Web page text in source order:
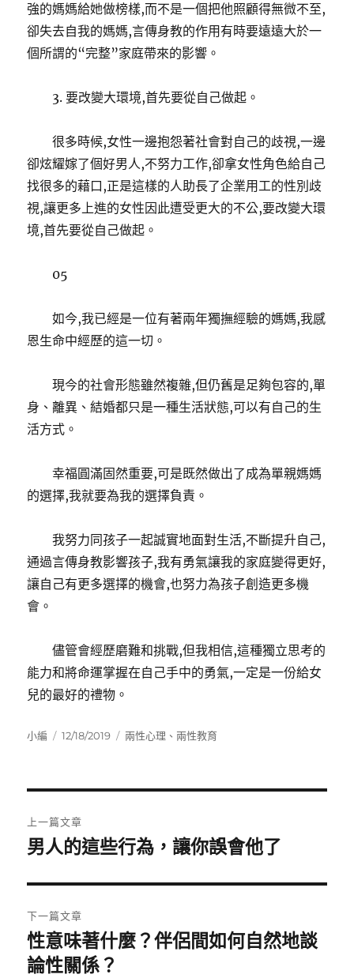
強的媽媽給她做榜樣,而不是一個把他照顧得無微不至,
卻失去自我的媽媽,言傳身教的作用有時要遠遠大於一
個所謂的“完整”家庭帶來的影響。
3. 要改變大環境,首先要從自己做起。
很多時候,女性一邊抱怨著社會對自己的歧視,一邊
卻炫耀嫁了個好男人,不努力工作,卻拿女性角色給自己
找很多的藉口,正是這樣的人助長了企業用工的性別歧
視,讓更多上進的女性因此遭受更大的不公,要改變大環
境,首先要從自己做起。
05
如今,我已經是一位有著兩年獨撫經驗的媽媽,我感
恩生命中經歷的這一切。
現今的社會形態雖然複雜,但仍舊是足夠包容的,單
身、離異、結婚都只是一種生活狀態,可以有自己的生
活方式。
幸福圓滿固然重要,可是既然做出了成為單親媽媽
的選擇,我就要為我的選擇負責。
我努力同孩子一起誠實地面對生活,不斷提升自己,
通過言傳身教影響孩子,我有勇氣讓我的家庭變得更好,
讓自己有更多選擇的機會,也努力為孩子創造更多機
會。
儘管會經歷磨難和挑戰,但我相信,這種獨立思考的
能力和將命運掌握在自己手中的勇氣,一定是一份給女
兒的最好的禮物。
作
小編
發
12/18/2019
分
兩性心理 、 兩性教育
章
覽
上一篇文章
上
篇
文
章:
男人的這些行為，讓你誤會他了
下一篇文章
下
一
性意味著什麼？伴侶間如何自然地談
論性關係？